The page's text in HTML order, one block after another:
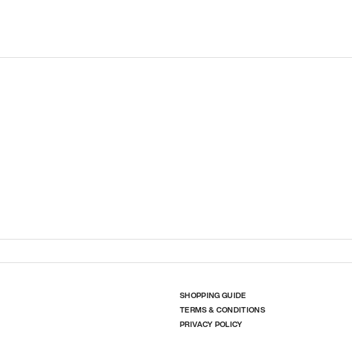
SHOPPING GUIDE
TERMS & CONDITIONS
PRIVACY POLICY